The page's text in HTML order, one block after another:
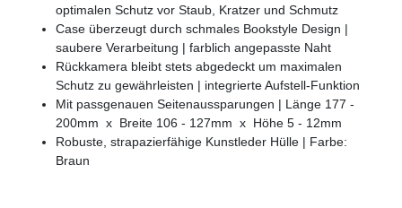
optimalen Schutz vor Staub, Kratzer und Schmutz
Case überzeugt durch schmales Bookstyle Design |
saubere Verarbeitung | farblich angepasste Naht
Rückkamera bleibt stets abgedeckt um maximalen
Schutz zu gewährleisten | integrierte Aufstell-Funktion
Mit passgenauen Seitenaussparungen | Länge 177 -
200mm x Breite 106 - 127mm x Höhe 5 - 12mm
Robuste, strapazierfähige Kunstleder Hülle | Farbe:
Braun